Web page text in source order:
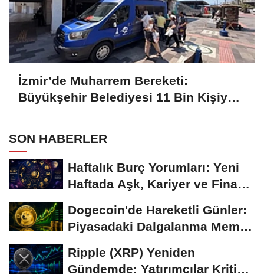
İzmir’de Muharrem Bereketi:
Büyükşehir Belediyesi 11 Bin Kişiye
SON HABERLER
Haftalık Burç Yorumları: Yeni
Haftada Aşk, Kariyer ve Finans
Dogecoin'de Hareketli Günler:
Piyasadaki Dalgalanma Meme
Ripple (XRP) Yeniden
Gündemde: Yatırımcılar Kritik